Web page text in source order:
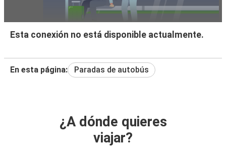
Esta conexión no está disponible actualmente.
En esta página: Paradas de autobús
¿A dónde quieres
viajar?